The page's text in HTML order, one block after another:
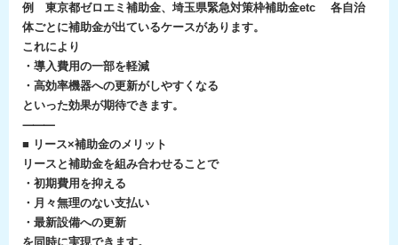
例 東京都ゼロエミ補助金、埼玉県緊急対策枠補助金etc 各自治
体ごとに補助金が出ているケースがあります。
これにより
・導入費用の一部を軽減
・高効率機器への更新がしやすくなる
といった効果が期待できます。
⸻
■ リース×補助金のメリット
リースと補助金を組み合わせることで
・初期費用を抑える
・月々無理のない支払い
・最新設備への更新
を同時に実現できます。